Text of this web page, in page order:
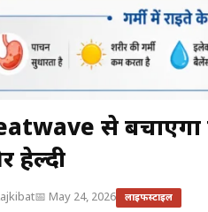
से बचाएगा
हेल्दी
📅 May 24, 2026 लाइफस्टाइल